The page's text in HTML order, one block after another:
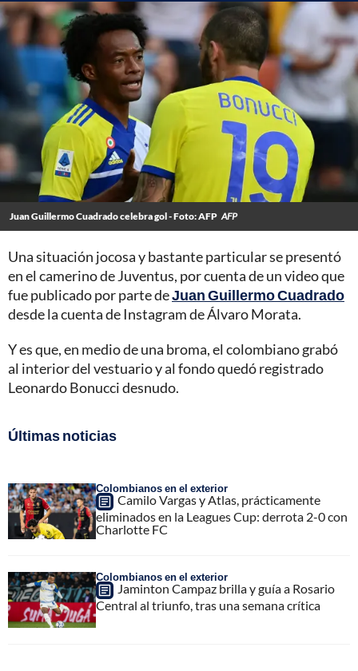
Juan Guillermo Cuadrado celebra gol - Foto: AFP AFP
Una situación jocosa y bastante particular se presentó
en el camerino de Juventus, por cuenta de un video que
fue publicado por parte deJuan Guillermo Cuadrado
desde la cuenta de Instagram de Álvaro Morata.
Y es que, en medio de una broma, el colombiano grabó
al interior del vestuario y al fondo quedó registrado
Leonardo Bonucci desnudo.
Últimas noticias
Colombianos en el exterior
Camilo Vargas y Atlas, prácticamente
eliminados en la Leagues Cup: derrota 2-0 con
Charlotte FC
Colombianos en el exterior
Jaminton Campaz brilla y guía a Rosario
Central al triunfo, tras una semana crítica